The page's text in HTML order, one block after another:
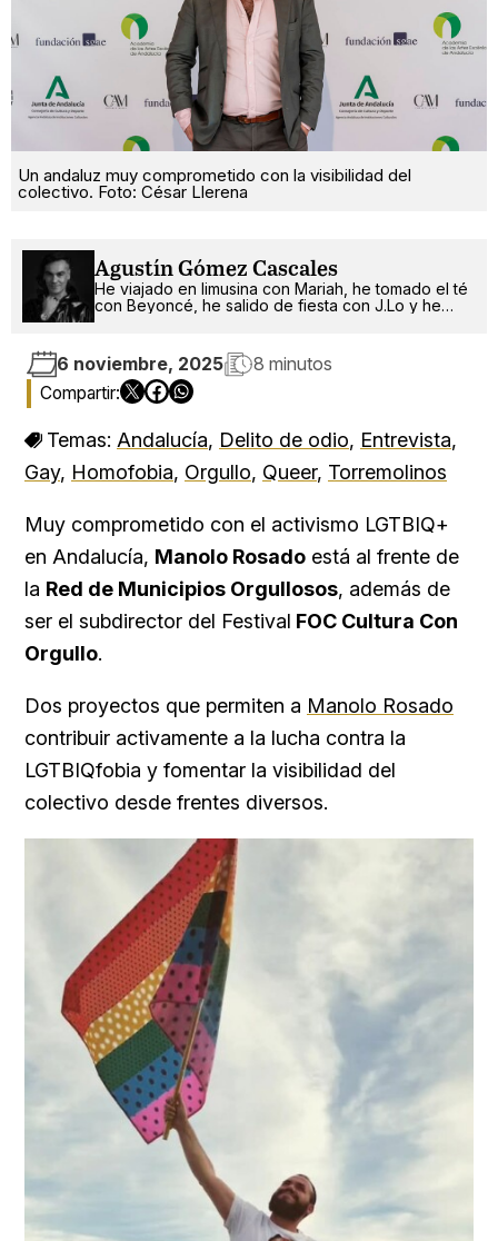
Un andaluz muy comprometido con la visibilidad del
colectivo. Foto: César Llerena
Agustín Gómez Cascales
He viajado en limusina con Mariah, he tomado el té
con Beyoncé, he salido de fiesta con J.Lo y he
6 noviembre, 2025 8 minutos
Temas: Andalucía, Delito de odio, Entrevista,
Gay, Homofobia, Orgullo, Queer, Torremolinos
Muy comprometido con el activismo LGTBIQ+
en Andalucía, Manolo Rosado está al frente de
la Red de Municipios Orgullosos, además de
ser el subdirector del Festival FOC Cultura Con
Orgullo.
Dos proyectos que permiten a Manolo Rosado
contribuir activamente a la lucha contra la
LGTBIQfobia y fomentar la visibilidad del
colectivo desde frentes diversos.